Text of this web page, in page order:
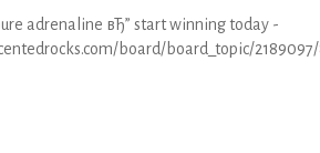
adrenaline вЂ” start winning today -
board/board_topic/